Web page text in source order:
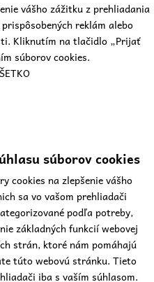
vášho zážitku z prehliadania
reklám alebo
Kliknutím na tlačidlo „Prijať
súborov cookies.
súborov cookies
cookies na zlepšenie vášho
sa vo vašom prehliadači
podľa potreby,
základných funkcií webovej
strán, ktoré nám pomáhajú
túto webovú stránku. Tieto
iba s vaším súhlasom.